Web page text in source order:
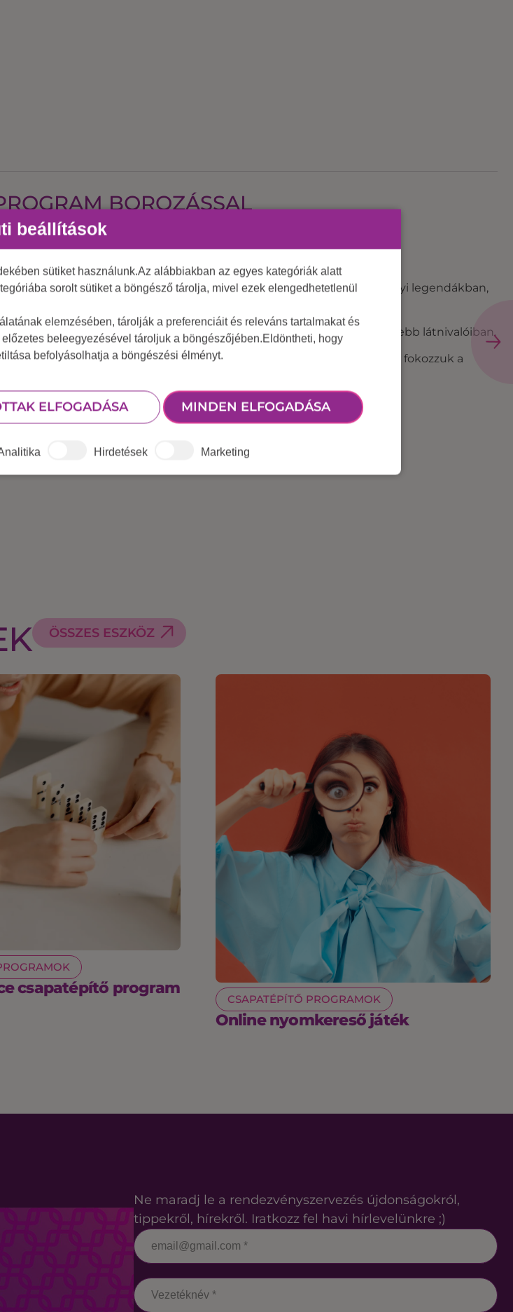
BOROZÁSSAL
rejtett kincseit.
a borútig, a pincékhez. A játékos pincetúra során elmerültök a helyi legendákban,
ajándékokra tehettek szert, miközben elmerültök a Gerecse legszebb látnivalóiban.
partján a Hajós Skanzennél, ahol kedvenc rendezvényeszközeinkkel fokozzuk a
ÖSSZES ESZKÖZ
csapatépítő program
CSAPATÉPÍTŐ PROGRAMOK
Online nyomkereső játék
Ne maradj le a rendezvényszervezés újdonságokról,
tippekről, hírekről. Iratkozz fel havi hírlevelünkre ;)
beállítások
sütiket használunk.Az alábbiakban az egyes kategóriák alatt
sorolt sütiket a böngésző tárolja, mivel ezek elengedhetetlenül
elemzésében, tárolják a preferenciáit és releváns tartalmakat és
beleegyezésével tároljuk a böngészőjében.Eldöntheti, hogy
befolyásolhatja a böngészési élményt.
ELFOGADÁSA MINDEN ELFOGADÁSA
Hirdetések Marketing